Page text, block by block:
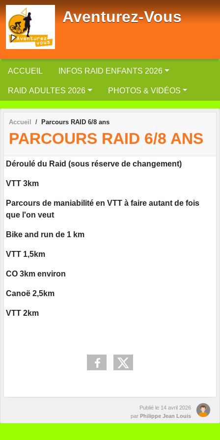
Aventurez-Vous
ACCUEIL INFOS RAID ENFANTS 2026
RAID ADULTES 2026 PHOTOS & VIDÉOS
Accueil Parcours RAID 6/8 ans
PARCOURS RAID 6/8 ANS
Déroulé du Raid (sous réserve de changement)
VTT 3km
Parcours de maniabilité en VTT à faire autant de fois
que l'on veut
Bike and run de 1 km
VTT 1,5km
CO 3km environ
Canoë 2,5km
VTT 2km
Publié le 14 avril 2026
par Philippe Jean Louis
Panneau de gestion des cookies